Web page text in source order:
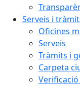
Serveis i
Oficines
Serveis
Tràmits i
Carpeta